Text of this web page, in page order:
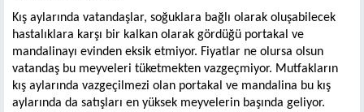
Kış aylarında vatandaşlar, soğuklara bağlı olarak oluşabilecek
hastalıklara karşı bir kalkan olarak gördüğü portakal ve
mandalinayı evinden eksik etmiyor. Fiyatlar ne olursa olsun
vatandaş bu meyveleri tüketmekten vazgeçmiyor. Mutfakların
kış aylarında vazgeçilmezi olan portakal ve mandalina bu kış
aylarında da satışları en yüksek meyvelerin başında geliyor.